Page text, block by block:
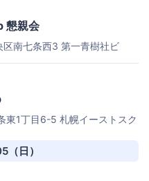
懇親会
区南七条西3 第一青樹社ビ
東1丁目6-5 札幌イーストスク
日）